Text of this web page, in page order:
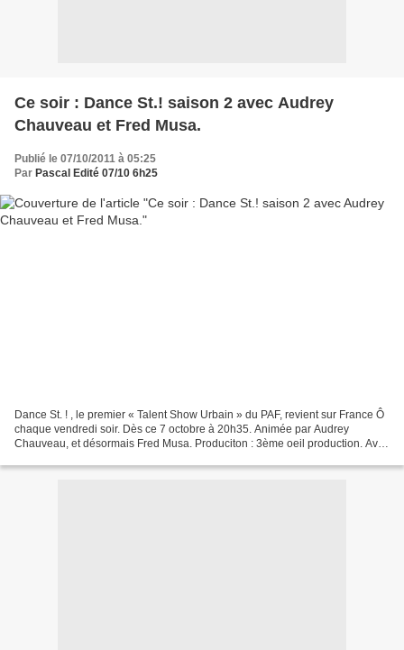
Ce soir : Dance St.! saison 2 avec Audrey
Chauveau et Fred Musa.
Publié le 07/10/2011 à 05:25
Par Pascal Edité 07/10 6h25
Dance St. ! , le premier « Talent Show Urbain » du PAF, revient sur France Ô
chaque vendredi soir. Dès ce 7 octobre à 20h35. Animée par Audrey
Chauveau, et désormais Fred Musa. Produciton : 3ème oeil production. Avec